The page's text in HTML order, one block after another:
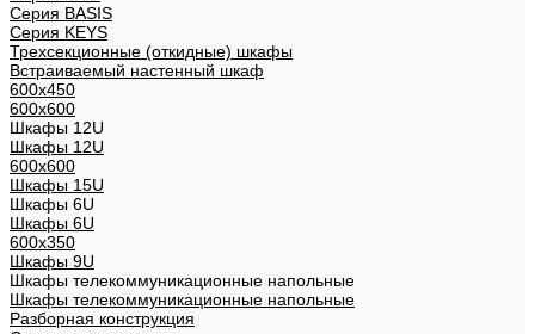
Cерия BASIS
Cерия KEYS
Трехсекционные (откидные) шкафы
Встраиваемый настенный шкаф
600x450
600x600
Шкафы 12U
Шкафы 12U
600x600
Шкафы 15U
Шкафы 6U
Шкафы 6U
600x350
Шкафы 9U
Шкафы телекоммуникационные напольные
Шкафы телекоммуникационные напольные
Разборная конструкция